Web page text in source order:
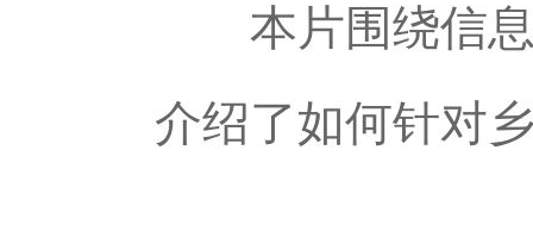
本片围绕信息
介绍了如何针对